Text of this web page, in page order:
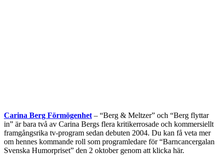
Carina Berg Förmögenhet – “Berg & Meltzer” och “Berg flyttar
in” är bara två av Carina Bergs flera kritikerrosade och kommersiellt
framgångsrika tv-program sedan debuten 2004. Du kan få veta mer
om hennes kommande roll som programledare för “Barncancergalan
Svenska Humorpriset” den 2 oktober genom att klicka här.